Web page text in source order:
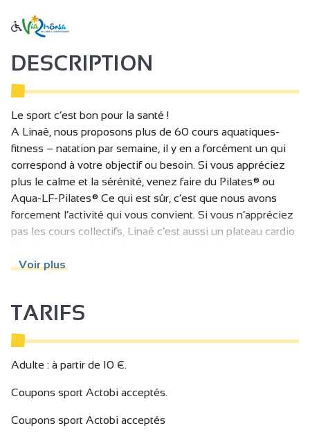
DESCRIPTION
Le sport c’est bon pour la santé !
A Linaë, nous proposons plus de 60 cours aquatiques-
fitness – natation par semaine, il y en a forcément un qui
correspond à votre objectif ou besoin. Si vous appréciez
plus le calme et la sérénité, venez faire du Pilates® ou
Aqua-LF-Pilates® Ce qui est sûr, c’est que nous avons
forcement l’activité qui vous convient. Si vous n’appréciez
pas les cours collectifs, Linaë c’est aussi un plateau cardio
est fait pour vous. Une salle cardio musculation équipée
PLATEAU CARDIO / COURS RPMLESMILLS
Vous aimez faire du sport quand vous le souhaitez, quand
votre emploi du temps vous le permet ? Nous avons une
grande plage horaire qui sera combler toutes vos envies.
Du matériel cardio et musculation Panatta, entièrement
équipé en appareils à charge guidée et libre pour travailler
Voir plus
TARIFS
Adulte : à partir de 10 €.
Coupons sport Actobi acceptés.
Coupons sport Actobi acceptés